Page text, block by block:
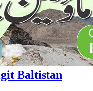
Baltistan